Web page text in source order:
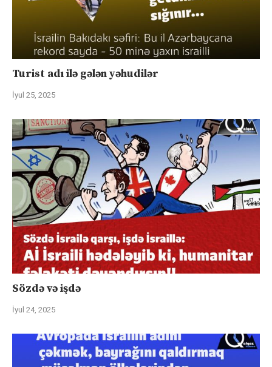
Turist adı ilə gələn yəhudilər
İyul 25, 2025
Sözdə və işdə
İyul 24, 2025